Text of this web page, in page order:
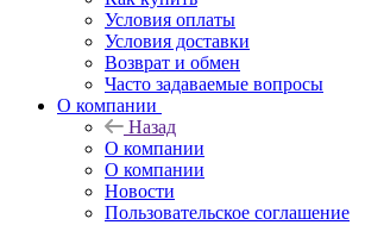
Условия оплаты
Условия доставки
Возврат и обмен
Часто задаваемые вопросы
О компании
Назад
О компании
О компании
Новости
Пользовательское соглашение